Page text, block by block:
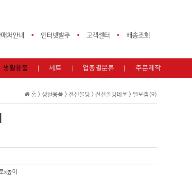
처안내 인터넷발주 고객센터 배송조회
생활용품 세트 업종별분류 주문제작
홈 > 생활용품 > 전선몰딩 > 전선몰딩데코 > 엘보캡(9)
x높이